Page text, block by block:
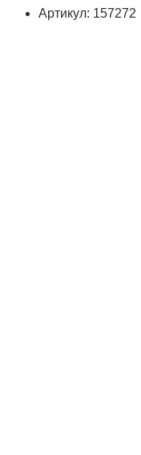
Артикул: 157272